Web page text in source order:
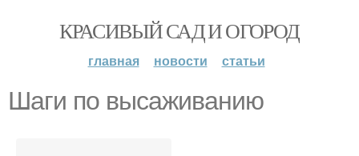
КРАСИВЫЙ САД И ОГОРОД
главная новости статьи
Шаги по высаживанию